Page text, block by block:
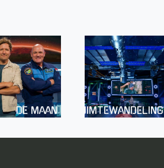
DE MAAN RUIMTEWANDELING